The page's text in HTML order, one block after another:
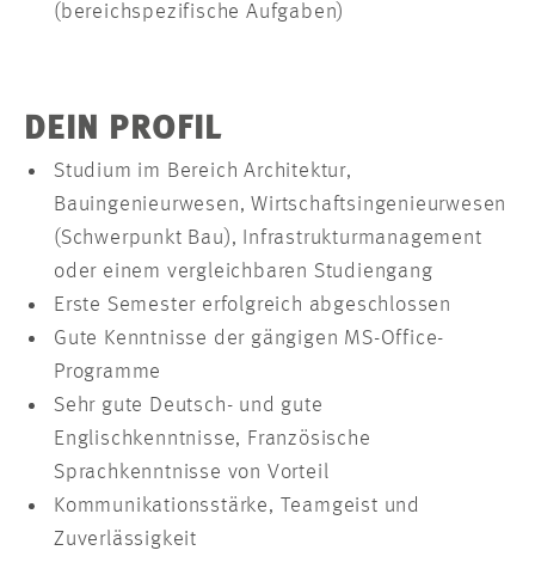
(bereichspezifische Aufgaben)
DEIN PROFIL
Studium im Bereich Architektur,
Bauingenieurwesen, Wirtschaftsingenieurwesen
(Schwerpunkt Bau), Infrastrukturmanagement
oder einem vergleichbaren Studiengang
Erste Semester erfolgreich abgeschlossen
Gute Kenntnisse der gängigen MS-Office-
Programme
Sehr gute Deutsch- und gute
Englischkenntnisse, Französische
Sprachkenntnisse von Vorteil
Kommunikationsstärke, Teamgeist und
Zuverlässigkeit